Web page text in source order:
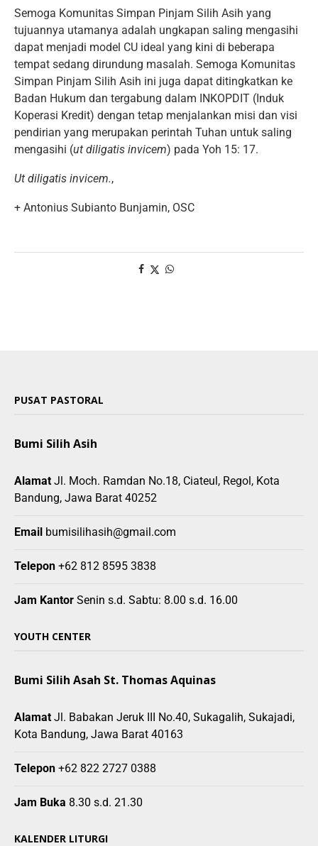
Semoga Komunitas Simpan Pinjam Silih Asih yang
tujuannya utamanya adalah ungkapan saling mengasihi
dapat menjadi model CU ideal yang kini di beberapa
tempat sedang dirundung masalah. Semoga Komunitas
Simpan Pinjam Silih Asih ini juga dapat ditingkatkan ke
Badan Hukum dan tergabung dalam INKOPDIT (Induk
Koperasi Kredit) dengan tetap menjalankan misi dan visi
pendirian yang merupakan perintah Tuhan untuk saling
mengasihi (ut diligatis invicem) pada Yoh 15: 17.
Ut diligatis invicem.,
+ Antonius Subianto Bunjamin, OSC
PUSAT PASTORAL
Bumi Silih Asih
Alamat Jl. Moch. Ramdan No.18, Ciateul, Regol, Kota
Bandung, Jawa Barat 40252
Email bumisilihasih@gmail.com
Telepon +62 812 8595 3838
Jam Kantor Senin s.d. Sabtu: 8.00 s.d. 16.00
YOUTH CENTER
Bumi Silih Asah St. Thomas Aquinas
Alamat Jl. Babakan Jeruk III No.40, Sukagalih, Sukajadi,
Kota Bandung, Jawa Barat 40163
Telepon +62 822 2727 0388
Jam Buka 8.30 s.d. 21.30
KALENDER LITURGI